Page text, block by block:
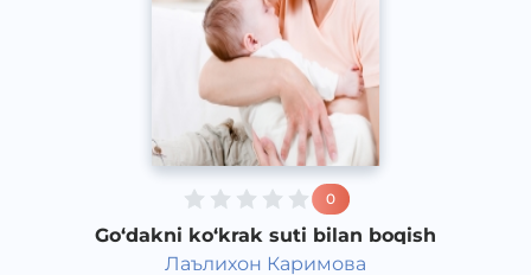
0
Go‘dakni ko‘krak suti bilan boqish
Лаълихон Каримова